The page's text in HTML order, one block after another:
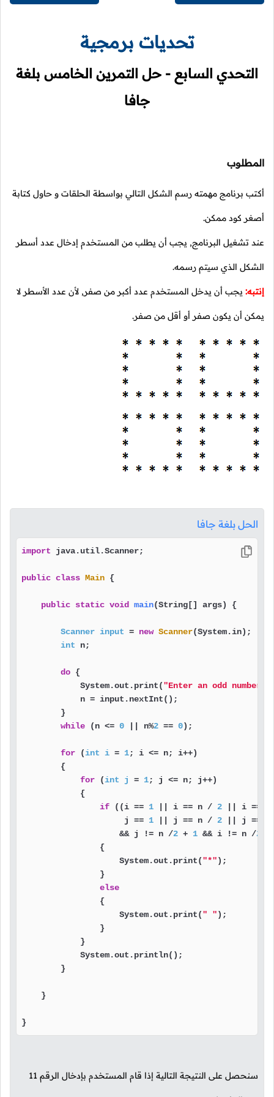
تحديات برمجية
التحدي السابع - حل التمرين الخامس بلغة
جافا
المطلوب
أكتب برنامج مهمته رسم الشكل التالي بواسطة الحلقات و حاول كتابة
أصغر كود ممكن.
عند تشغيل البرنامج, يجب أن يطلب من المستخدم إدخال عدد أسطر
الشكل الذي سيتم رسمه.
إنتبه: يجب أن يدخل المستخدم عدد أكبر من صفر, لأن عدد الأسطر لا
يمكن أن يكون صفر أو أقل من صفر.
الحل بلغة جافا
import java.util.Scanner;
public class Main {
public static void main(String[] args) {
Scanner input = new Scanner(System.in);
int n;
do {
            System.out.print(
"Enter an odd number
            n = input.nextInt();
        }
while (n <= 0 || n%2 == 0);
for (int i = 1; i <= n; i++)
        {
for (int j = 1; j <= n; j++)
            {
if ((i == 1 || i == n / 2 || i ==
                     j ==
1 || j == n / 2 || j ==
                    && j != n /
2 + 1 && i != n /2
                {
                    System.out.print(
"*");
                }
else
                {
                    System.out.print(
" ");
                }
            }
            System.out.println();
        }
    }
}
سنحصل على النتيجة التالية إذا قام المستخدم بإدخال الرقم 11